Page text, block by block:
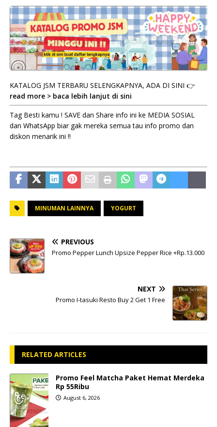
KATALOG JSM TERBARU SELENGKAPNYA, ADA DI SINI 👉
read more > baca lebih lanjut di sini
Tag Besti kamu ! SAVE dan Share info ini ke MEDIA SOSIAL
dan WhatsApp biar gak mereka semua tau info promo dan
diskon menarik ini !!
MINUMAN LAINNYA YOGURT
PREVIOUS
Promo Pepper Lunch Upsize Pepper Rice +Rp.13.000
NEXT
Promo I-tasuki Resto Buy 2 Get 1 Free
RELATED ARTICLES
Promo Feel Matcha Paket Hemat Merdeka
Rp 55Ribu
August 6, 2026